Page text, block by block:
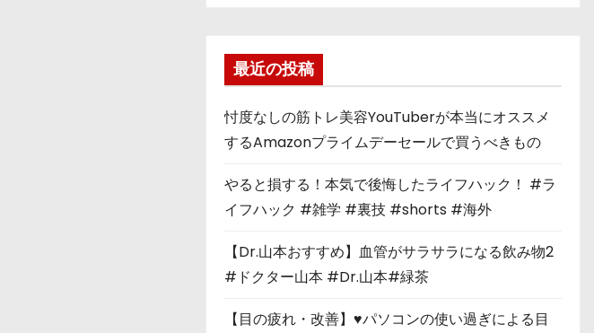
最近の投稿
忖度なしの筋トレ美容YouTuberが本当にオススメ
するAmazonプライムデーセールで買うべきもの
やると損する！本気で後悔したライフハック！ #ラ
イフハック #雑学 #裏技 #shorts #海外
【Dr.山本おすすめ】血管がサラサラになる飲み物2
#ドクター山本 #Dr.山本#緑茶
【目の疲れ・改善】♥パソコンの使い過ぎによる目